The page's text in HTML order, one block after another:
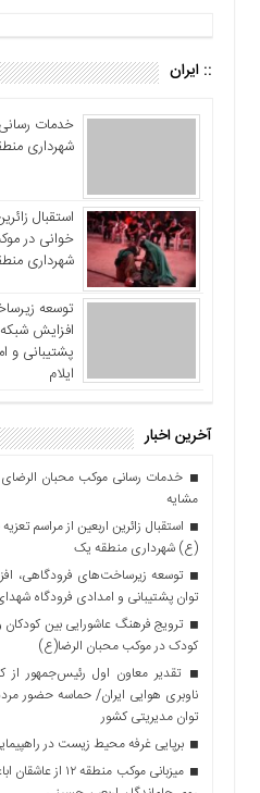
:: ایران
خدمات
شهرداری منطقه ۴ در مسیر
استقبال
خوانی در
شهرداری
توسعه
افزایش
پشتیبانی و
ایلام
آخرین اخبار
مشایه
استقبال زائرین اربعین از مراسم
(ع) شهرداری منطقه یک
توسعه زیرساخت‌های فرودگاهی،
توان پشتیبانی و امدادی فرودگاه
ترویج فرهنگ عاشورایی بین کودکان
کودک در موکب محبان الرضا(ع)
تقدیر معاون اول رئیس‌جمهور از
ناوبری هوایی ایران/ حماسه حضور
توان مدیریتی کشور
برپایی غرفه محیط زیست در
میزبانی موکب